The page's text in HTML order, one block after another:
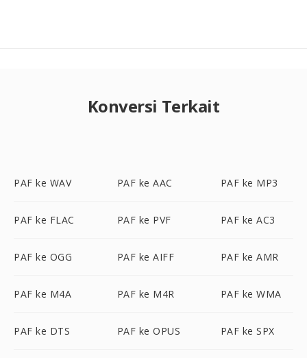
Konversi Terkait
PAF ke WAV PAF ke AAC PAF ke MP3
PAF ke FLAC PAF ke PVF PAF ke AC3
PAF ke OGG PAF ke AIFF PAF ke AMR
PAF ke M4A PAF ke M4R PAF ke WMA
PAF ke DTS PAF ke OPUS PAF ke SPX